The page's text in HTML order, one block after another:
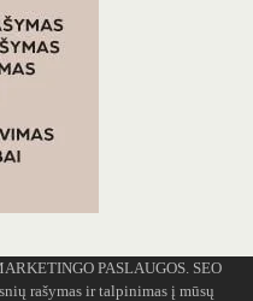
PASLAUGOS. SEO
rašymas ir talpinimas į mūsų